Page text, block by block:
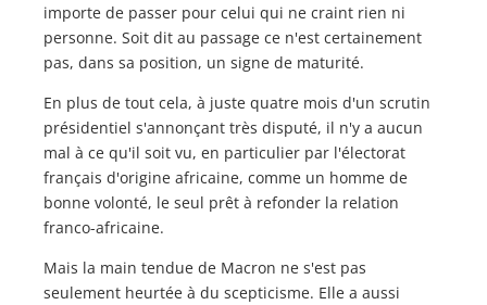
importe de passer pour celui qui ne craint rien ni
personne. Soit dit au passage ce n'est certainement
pas, dans sa position, un signe de maturité.
En plus de tout cela, à juste quatre mois d'un scrutin
présidentiel s'annonçant très disputé, il n'y a aucun
mal à ce qu'il soit vu, en particulier par l'électorat
français d'origine africaine, comme un homme de
bonne volonté, le seul prêt à refonder la relation
franco-africaine.
Mais la main tendue de Macron ne s'est pas
seulement heurtée à du scepticisme. Elle a aussi